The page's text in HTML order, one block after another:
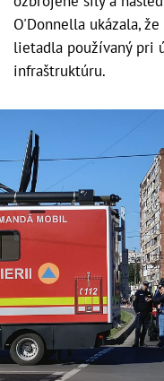
O'Donnella ukázala,
lietadla používaný pri
infraštruktúru.